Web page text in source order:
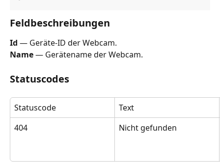
Feldbeschreibungen
Id — Geräte-ID der Webcam.
Name — Gerätename der Webcam.
Statuscodes
Statuscode
Text
404
Nicht gefunden